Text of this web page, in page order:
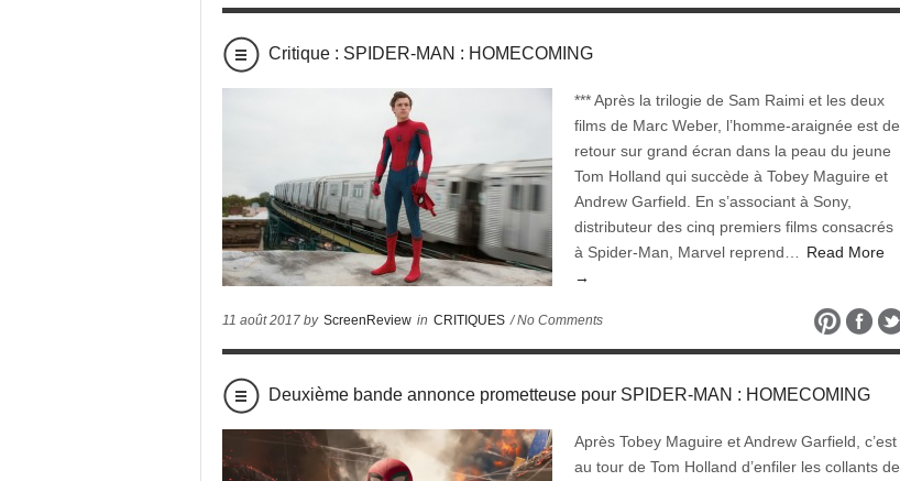
Critique : SPIDER-MAN : HOMECOMING
*** Après la trilogie de Sam Raimi et les deux
films de Marc Weber, l’homme-araignée est de
retour sur grand écran dans la peau du jeune
Tom Holland qui succède à Tobey Maguire et
Andrew Garfield. En s’associant à Sony,
distributeur des cinq premiers films consacrés
à Spider-Man, Marvel reprend…
Read More
→
11 août 2017 by ScreenReview in CRITIQUES / No Comments
Deuxième bande annonce prometteuse pour SPIDER-MAN : HOMECOMING
Après Tobey Maguire et Andrew Garfield, c’est
au tour de Tom Holland d’enfiler les collants de